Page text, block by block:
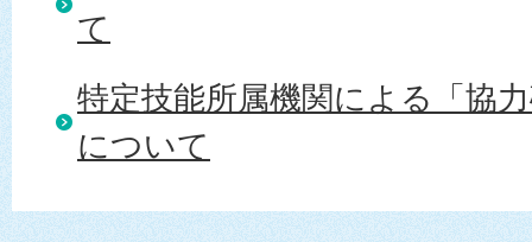
て
特定技能所属機関による「協
について